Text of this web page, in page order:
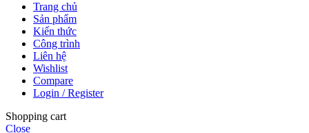
Trang chủ
Sản phẩm
Kiến thức
Công trình
Liên hệ
Wishlist
Compare
Login / Register
Shopping cart
Close